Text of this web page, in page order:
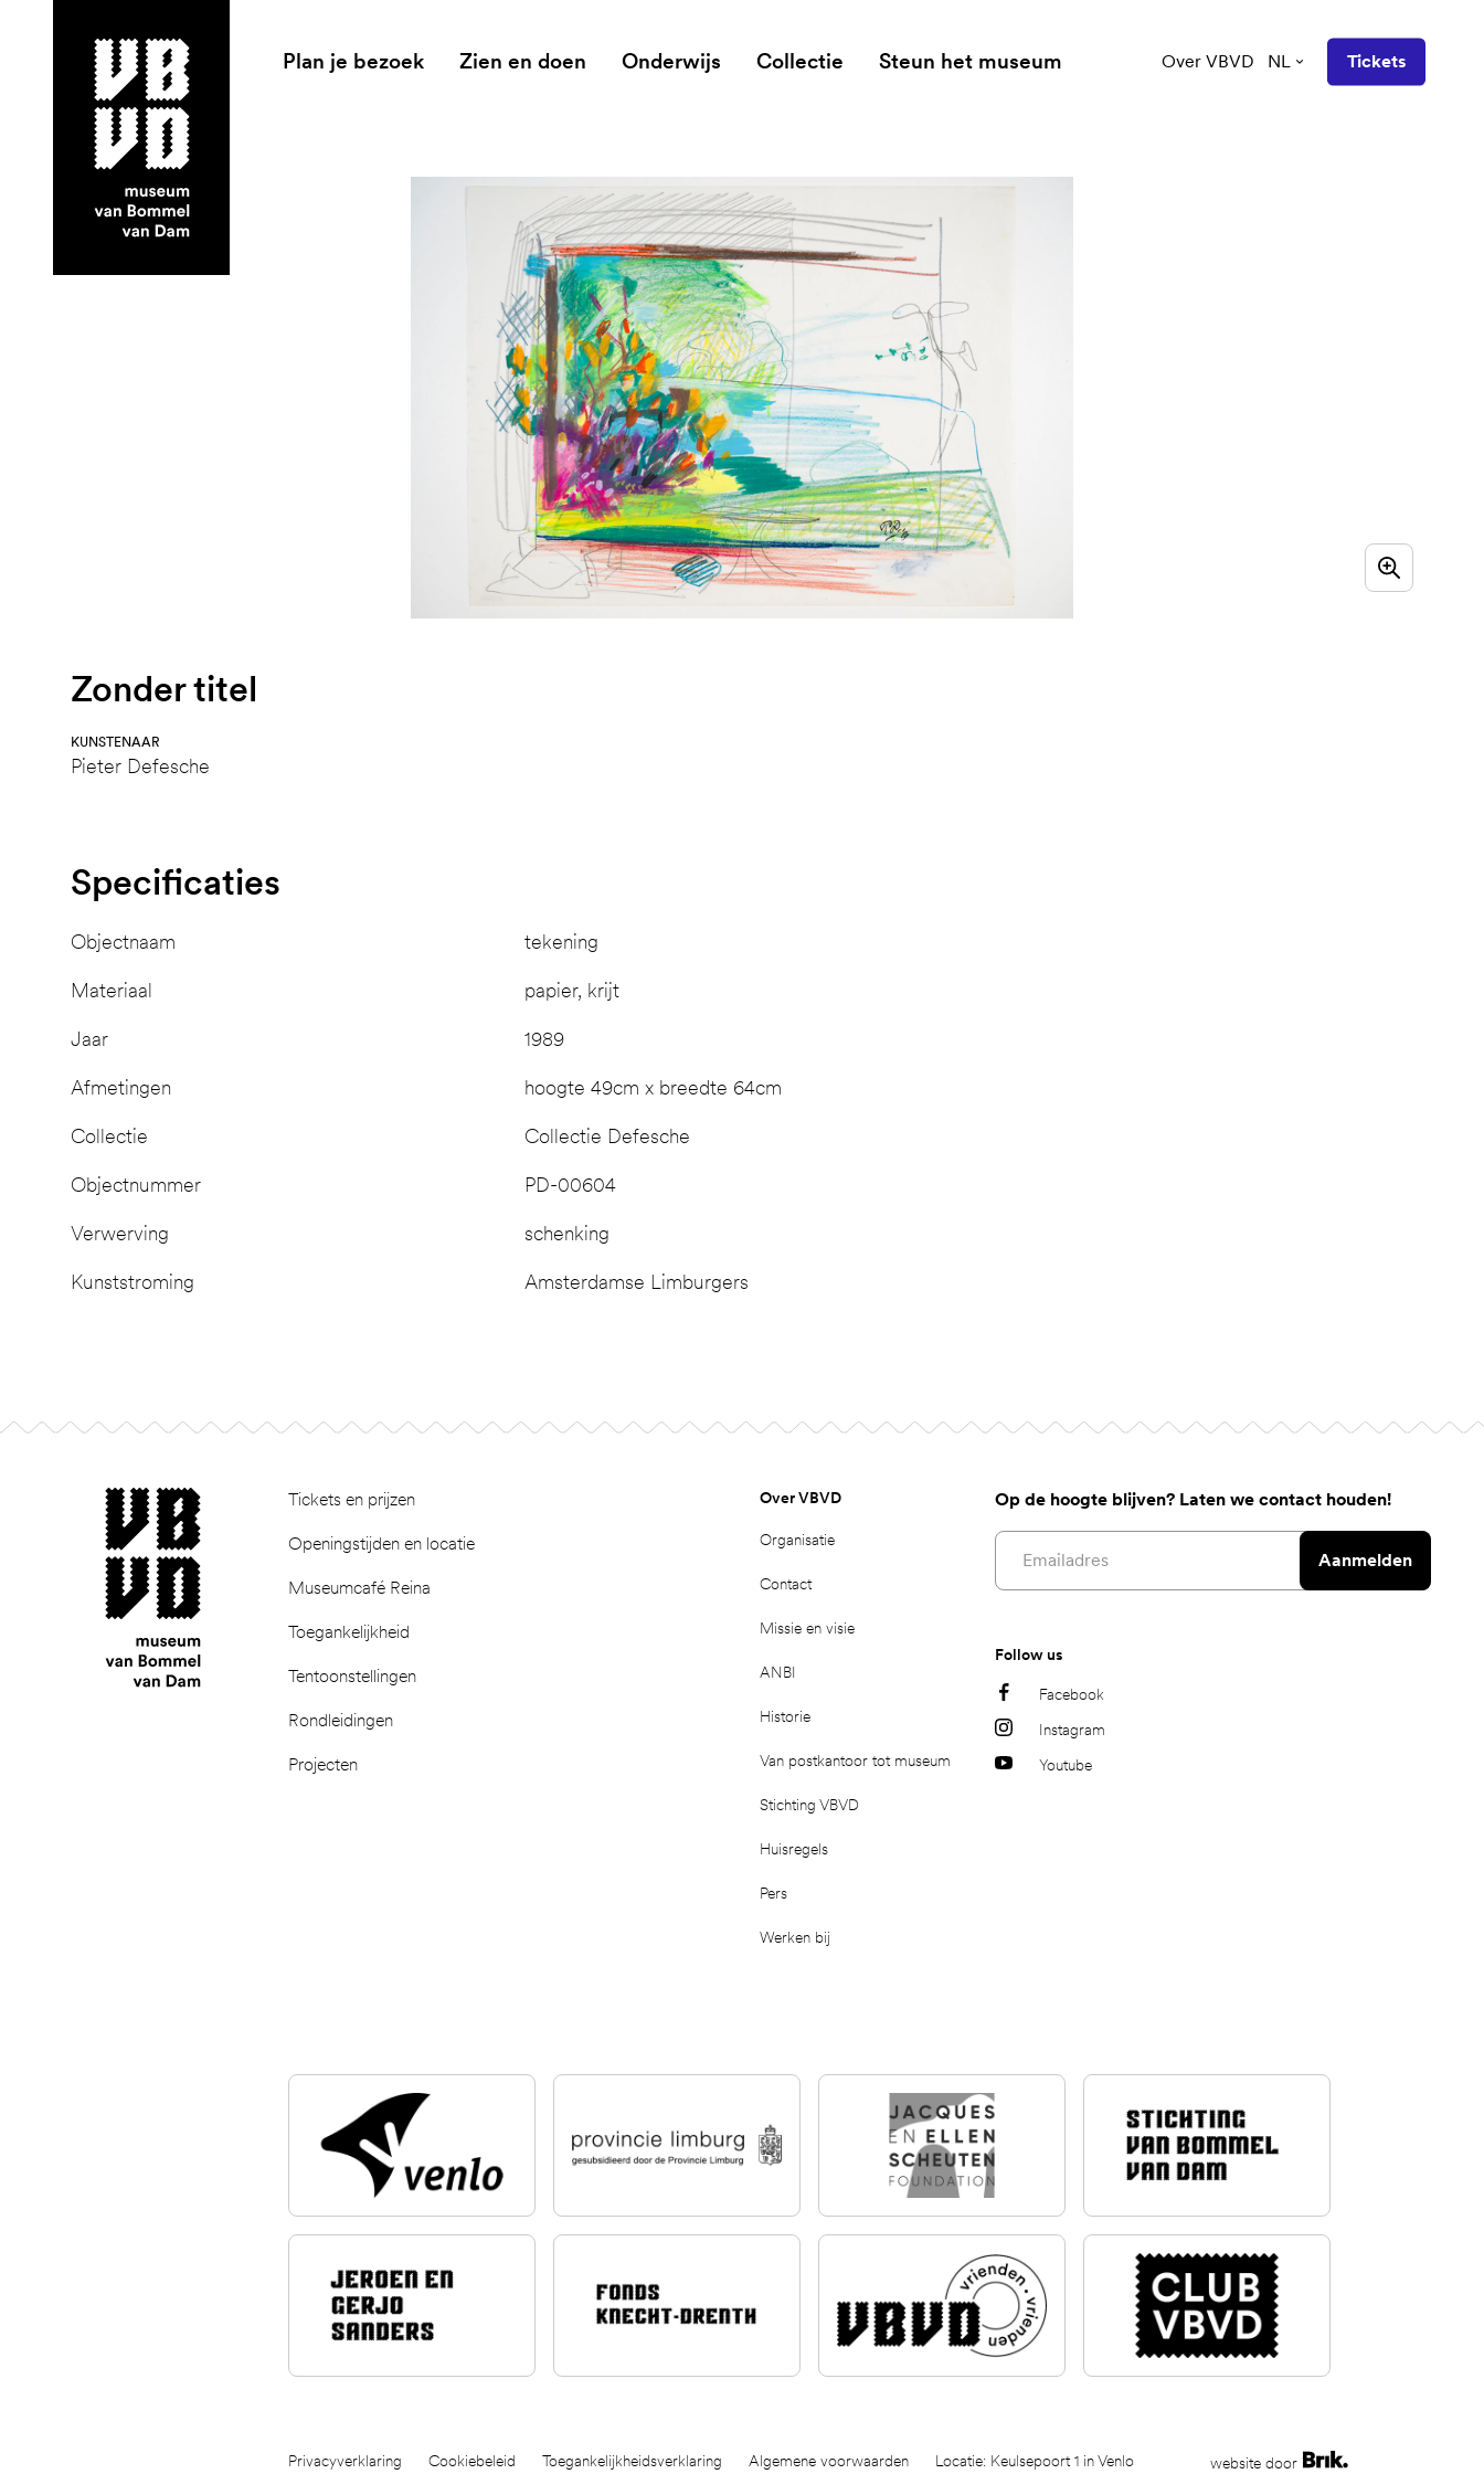
museum van Bommel van Dam
Plan je bezoek Zien en doen Onderwijs Collectie Steun het museum Over VBVD NL Tickets
Zonder titel
KUNSTENAAR
Pieter Defesche
Specificaties
Objectnaam tekening
Materiaal papier, krijt
Jaar 1989
Afmetingen hoogte 49cm x breedte 64cm
Collectie Collectie Defesche
Objectnummer PD-00604
Verwerving schenking
Kunststroming Amsterdamse Limburgers
Tickets en prijzen
Openingstijden en locatie
Museumcafé Reina
Toegankelijkheid
Tentoonstellingen
Rondleidingen
Projecten
museum van Bommel van Dam Over VBVD
Organisatie
Contact
Missie en visie
ANBI
Historie
Van postkantoor tot museum
Stichting VBVD
Huisregels
Pers
Werken bij
Op de hoogte blijven? Laten we contact houden!
Email address
Aanmelden
Follow us
Facebook
Instagram
Youtube
Privacyverklaring Cookiebeleid Toegankelijkheidsverklaring Algemene voorwaarden Locatie: Keulsepoort 1 in Venlo website door